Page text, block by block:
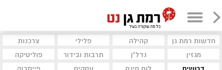
חדשות רמת גן קהילה פלילי
צרכנות
מגזין
נדל"ן תרבות ובידור
פוליטיקה